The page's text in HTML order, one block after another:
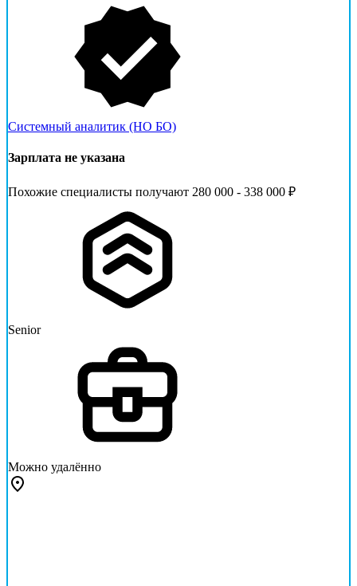
Системный аналитик (НО БО)
Зарплата не указана
Похожие специалисты получают 280 000 - 338 000 ₽
Senior
Можно удалённо